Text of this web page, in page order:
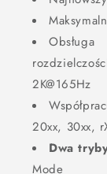
Obsługa
2K@165Hz
20xx, 30xx,
Dwa
Mode